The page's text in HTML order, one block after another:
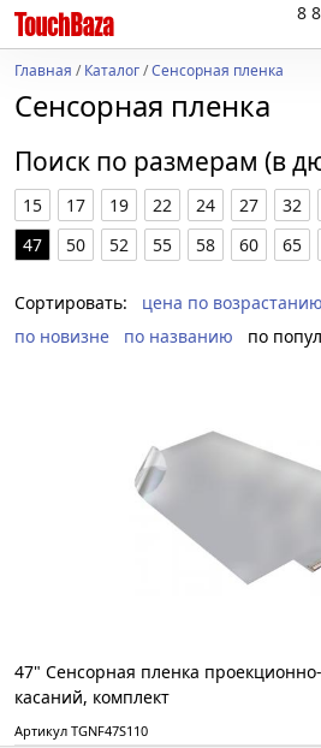
8
Главная /Каталог/Сенсорная пленка
Сенсорная пленка
Поиск по размерам (в
15 17 19 22 24 27 32
47
50 52 55 58 60 65
Сортировать: цена по возрастанию
по новизне
по названию по
47" Сенсорная пленка
касаний, комплект
Артикул TGNF47S110